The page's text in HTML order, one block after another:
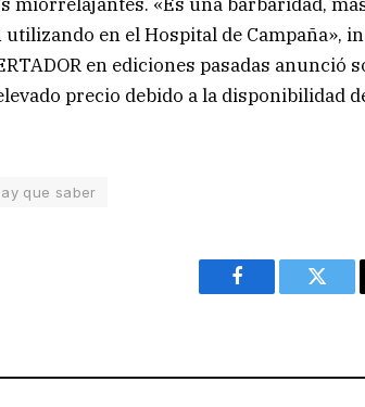
en el Hospital de Campaña»,
en ediciones pasadas anunció
precio debido a la disponibilidad
que saber
Facebook